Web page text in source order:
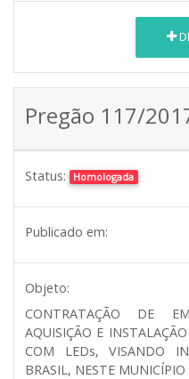
Pregão 117/
Status: Homologada
Publicado em:
Objeto:
CONTRATAÇÃO DE
AQUISIÇÃO E
COM LEDs, VISANDO
BRASIL, NESTE MUNICÍPIO